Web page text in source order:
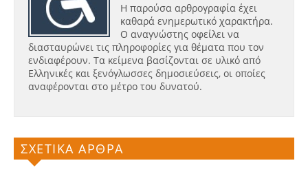
Η παρούσα αρθρογραφία έχει
καθαρά ενημερωτικό χαρακτήρα.
Ο αναγνώστης οφείλει να
διασταυρώνει τις πληροφορίες για θέματα που τον
ενδιαφέρουν. Τα κείμενα βασίζονται σε υλικό από
Ελληνικές και ξενόγλωσσες δημοσιεύσεις, οι οποίες
αναφέρονται στο μέτρο του δυνατού.
ΣΧΕΤΙΚΑ ΑΡΘΡΑ